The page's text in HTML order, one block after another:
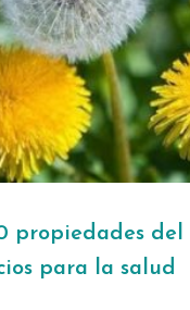
propiedades
para la salud